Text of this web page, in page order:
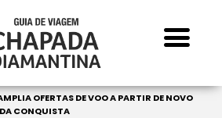
OFERTAS DE VOO A PARTIR DE NOVO
CONQUISTA